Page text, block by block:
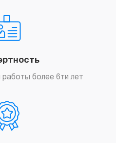
более 6ти лет